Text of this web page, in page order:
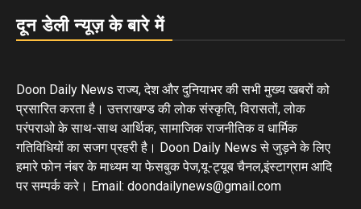
दून डेली न्यूज़ के बारे में
Doon Daily News राज्य, देश और दुनियाभर की सभी मुख्य खबरों को
प्रसारित करता है। उत्तराखण्ड की लोक संस्कृति, विरासतों, लोक
परंपराओ के साथ-साथ आर्थिक, सामाजिक राजनीतिक व धार्मिक
गतिविधियों का सजग प्रहरी है। Doon Daily News से जुड़ने के लिए
हमारे फोन नंबर के माध्यम या फेसबुक पेज,यू-ट्यूब चैनल,इंस्टाग्राम आदि
पर सम्पर्क करे। Email: doondailynews@gmail.com